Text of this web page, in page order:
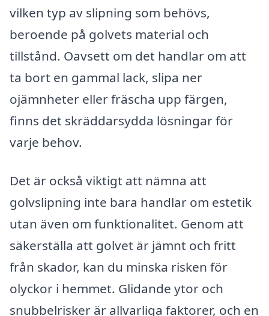
vilken typ av slipning som behövs,
beroende på golvets material och
tillstånd. Oavsett om det handlar om att
ta bort en gammal lack, slipa ner
ojämnheter eller fräscha upp färgen,
finns det skräddarsydda lösningar för
varje behov.
Det är också viktigt att nämna att
golvslipning inte bara handlar om estetik
utan även om funktionalitet. Genom att
säkerställa att golvet är jämnt och fritt
från skador, kan du minska risken för
olyckor i hemmet. Glidande ytor och
snubbelrisker är allvarliga faktorer, och en